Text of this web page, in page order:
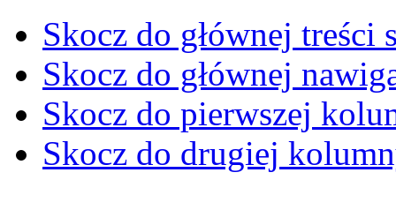
Skocz do głównej treści
Skocz do głównej
Skocz do pierwszej
Skocz do drugiej